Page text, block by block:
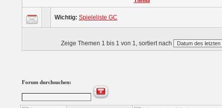
Wichtig: Spieleliste GC
Zeige Themen 1 bis 1 von 1, sortiert nach
Forum durchsuchen: